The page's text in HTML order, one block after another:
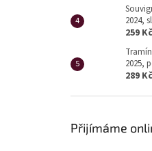
2024,
259 Kč
2025,
289 Kč
Přijímáme